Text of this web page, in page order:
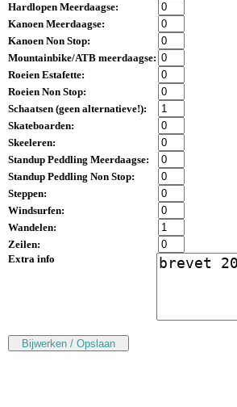
Hardlopen Meerdaagse:
Kanoen Meerdaagse:
Kanoen Non Stop:
Mountainbike/ATB meerdaagse:
Roeien Estafette:
Roeien Non Stop:
Schaatsen (geen alternatieve!):
Skateboarden:
Skeeleren:
Standup Peddling Meerdaagse:
Standup Peddling Non Stop:
Steppen:
Windsurfen:
Wandelen:
Zeilen:
Extra info